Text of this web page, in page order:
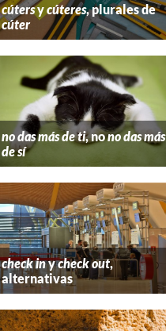
cútersycúteres, plurales de
cúter
no das más de ti, nono das más
de sí
check inycheck out,
alternativas